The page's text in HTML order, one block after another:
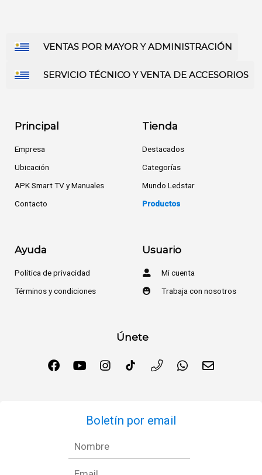
VENTAS POR MAYOR Y ADMINISTRACIÓN
SERVICIO TÉCNICO Y VENTA DE ACCESORIOS
Principal
Empresa
Ubicación
APK Smart TV y Manuales
Contacto
Tienda
Destacados
Categorías
Mundo Ledstar
Productos
Ayuda
Política de privacidad
Términos y condiciones
Usuario
Mi cuenta
Trabaja con nosotros
Únete
Boletín por email